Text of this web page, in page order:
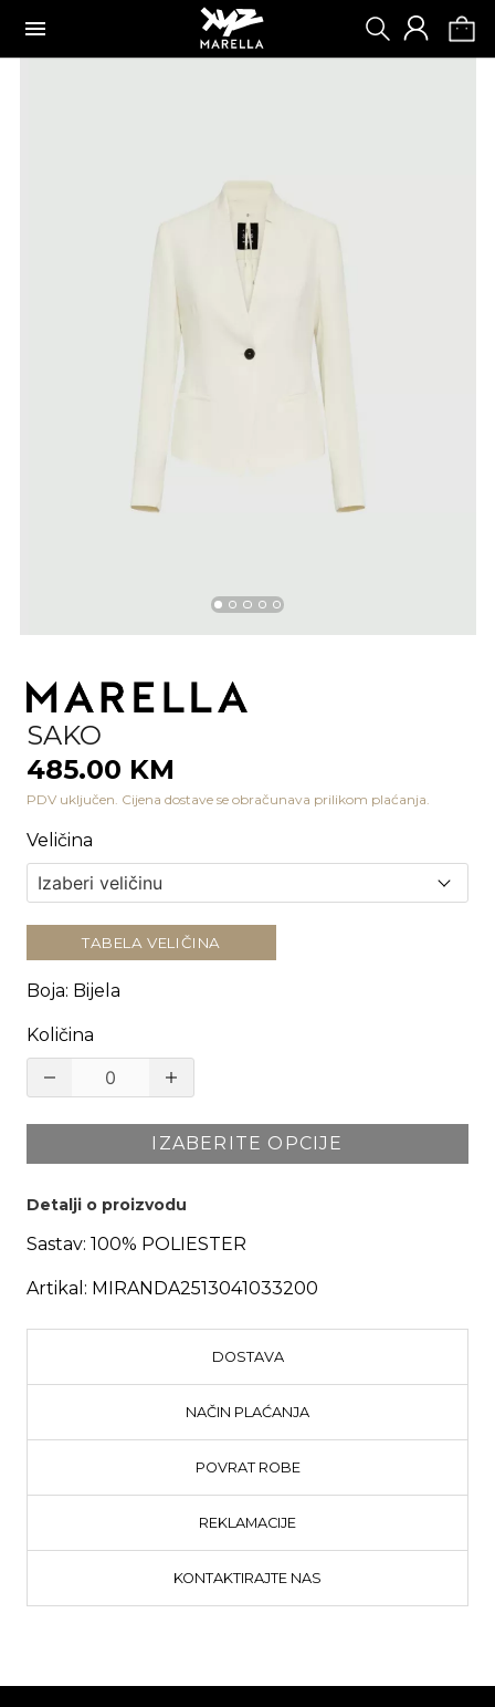
SAKO
485.00 KM
PDV uključen. Cijena dostave se obračunava prilikom plaćanja.
Veličina
TABELA VELIČINA
Boja: Bijela
Količina
IZABERITE OPCIJE
Detalji o proizvodu
Sastav: 100% POLIESTER
Artikal: MIRANDA2513041033200
DOSTAVA
NAČIN PLAĆANJA
POVRAT ROBE
REKLAMACIJE
KONTAKTIRAJTE NAS